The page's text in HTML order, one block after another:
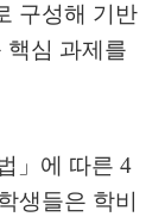
구성해 기반
핵심 과제를
」 에 따른 4
생들은 학비